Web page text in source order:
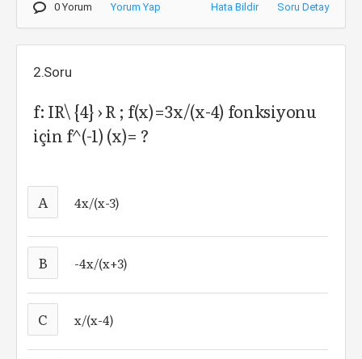
0 Yorum Yorum Yap Hata Bildir Soru Detay
2.Soru
f: IR\ {4} › R ; f(x)=3x/(x-4) fonksiyonu
için f^(-1) (x)= ?
A 4x/(x-3)
B -4x/(x+3)
C x/(x-4)